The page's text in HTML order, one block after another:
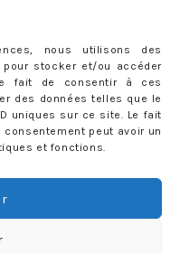
nous utilisons des
stocker et/ou accéder
fait de consentir à ces
des données telles que le
uniques sur ce site. Le fait
peut avoir un
et fonctions.
abonnés